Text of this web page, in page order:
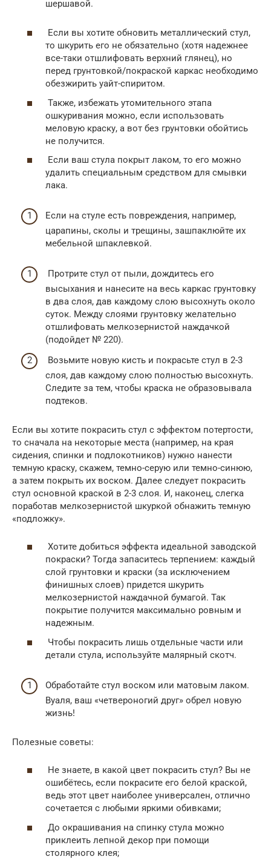
шершавой.
Если вы хотите обновить металлический стул,
то шкурить его не обязательно (хотя надежнее
все-таки отшлифовать верхний глянец), но
перед грунтовкой/покраской каркас необходимо
обезжирить уайт-спиритом.
Также, избежать утомительного этапа
ошкуривания можно, если использовать
меловую краску, а вот без грунтовки обойтись
не получится.
Если ваш стула покрыт лаком, то его можно
удалить специальным средством для смывки
лака.
Если на стуле есть повреждения, например,
царапины, сколы и трещины, зашпаклюйте их
мебельной шпаклевкой.
Протрите стул от пыли, дождитесь его
высыхания и нанесите на весь каркас грунтовку
в два слоя, дав каждому слою высохнуть около
суток. Между слоями грунтовку желательно
отшлифовать мелкозернистой наждачкой
(подойдет № 220).
Возьмите новую кисть и покрасьте стул в 2-3
слоя, дав каждому слою полностью высохнуть.
Следите за тем, чтобы краска не образовывала
подтеков.
Если вы хотите покрасить стул с эффектом потертости,
то сначала на некоторые места (например, на края
сидения, спинки и подлокотников) нужно нанести
темную краску, скажем, темно-серую или темно-синюю,
а затем покрыть их воском. Далее следует покрасить
стул основной краской в 2-3 слоя. И, наконец, слегка
поработав мелкозернистой шкуркой обнажить темную
«подложку».
Хотите добиться эффекта идеальной заводской
покраски? Тогда запаситесь терпением: каждый
слой грунтовки и краски (за исключением
финишных слоев) придется шкурить
мелкозернистой наждачной бумагой. Так
покрытие получится максимально ровным и
надежным.
Чтобы покрасить лишь отдельные части или
детали стула, используйте малярный скотч.
Обработайте стул воском или матовым лаком.
Вуаля, ваш «четвероногий друг» обрел новую
жизнь!
Полезные советы:
Не знаете, в какой цвет покрасить стул? Вы не
ошибётесь, если покрасите его белой краской,
ведь этот цвет наиболее универсален, отлично
сочетается с любыми яркими обивками;
До окрашивания на спинку стула можно
приклеить лепной декор при помощи
столярного клея;